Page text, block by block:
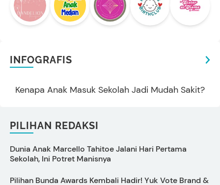
INFOGRAFIS
Kenapa Anak Masuk Sekolah Jadi Mudah Sakit?
PILIHAN REDAKSI
Dunia Anak Marcello Tahitoe Jalani Hari Pertama
Sekolah, Ini Potret Manisnya
Pilihan Bunda Awards Kembali Hadir! Yuk Vote Brand &